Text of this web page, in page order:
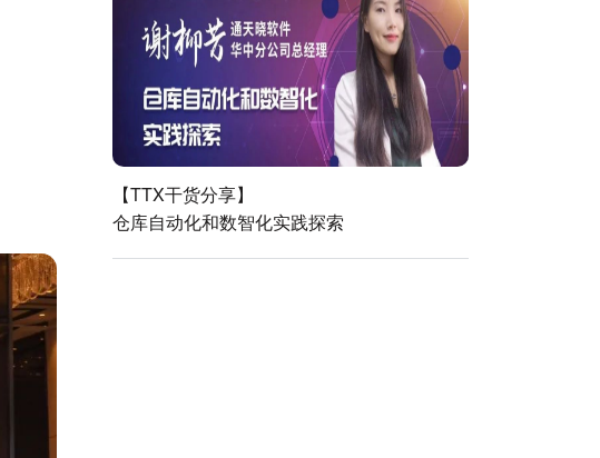
【TTX干货分享】
仓库自动化和数智化实践探索